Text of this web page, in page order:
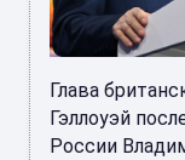
Глава
Гэллоуэй
России